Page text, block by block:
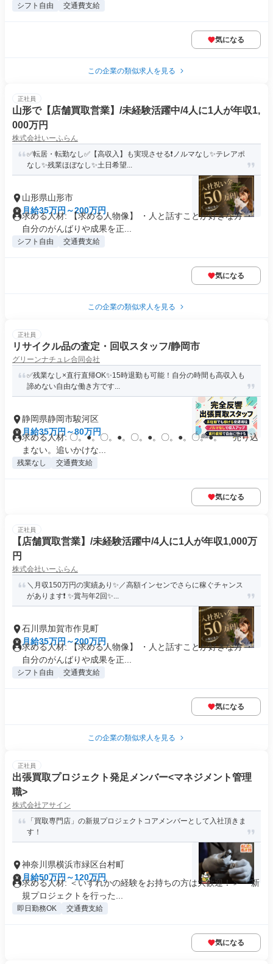
シフト自由 交通費支給
気になる
この企業の類似求人を見る
正社員
山形で【店舗買取営業】/未経験活躍中/4人に1人が年収1,
000万円
株式会社いーふらん
✅転居・転勤なし✅【高収入】も実現させる❗ノルマなし✨テレアポ
なし✨残業ほぼなし✨土日希望...
山形県山形市
月給35万円～200万円
求める人材: 【求める人物像】 ・人と話すことが好きな方 ・
自分のがんばりや成果を正...
シフト自由 交通費支給
気になる
この企業の類似求人を見る
正社員
リサイクル品の査定・回収スタッフ/静岡市
グリーンナチュレ合同会社
✅️残業なし×直行直帰OK✨15時退勤も可能！自分の時間も高収入も
諦めない自由な働き方です...
静岡県静岡市駿河区
月給35万円～80万円
求める人材: 〇。●。〇。●。〇。●。〇。●。〇。●。 売り込
まない。追いかけな...
残業なし 交通費支給
気になる
正社員
【店舗買取営業】/未経験活躍中/4人に1人が年収1,000万
円
株式会社いーふらん
＼月収150万円の実績あり✨／高額インセンでさらに稼ぐチャンス
があります❗ ✨賞与年2回✨...
石川県加賀市作見町
月給35万円～200万円
求める人材: 【求める人物像】 ・人と話すことが好きな方 ・
自分のがんばりや成果を正...
シフト自由 交通費支給
気になる
この企業の類似求人を見る
正社員
出張買取プロジェクト発足メンバー<マネジメント管理
職>
株式会社アサイン
「買取専門店」の新規プロジェクトコアメンバーとして入社頂きま
す！
神奈川県横浜市緑区台村町
月給50万円～120万円
求める人材: ＜いずれかの経験をお持ちの方は大歓迎！＞ ・新
規プロジェクトを行った...
即日勤務OK 交通費支給
気になる